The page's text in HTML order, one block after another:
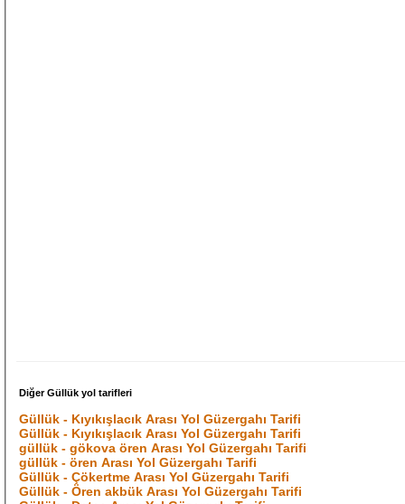
Diğer Güllük yol tarifleri
Güllük - Kıyıkışlacık Arası Yol Güzergahı Tarifi
Güllük - Kıyıkışlacık Arası Yol Güzergahı Tarifi
güllük - gökova ören Arası Yol Güzergahı Tarifi
güllük - ören Arası Yol Güzergahı Tarifi
Güllük - Çökertme Arası Yol Güzergahı Tarifi
Güllük - Ören akbük Arası Yol Güzergahı Tarifi